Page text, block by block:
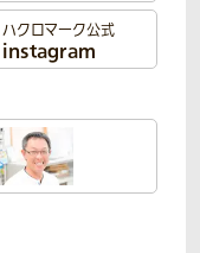
ハクロマーク公式
instagram